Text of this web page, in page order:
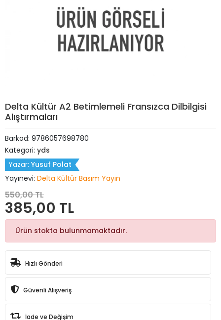
Delta Kültür A2 Betimlemeli Fransızca Dilbilgisi
Alıştırmaları
Barkod: 9786057698780
Kategori: yds
Yazar: Yusuf Polat
Yayınevi: Delta Kültür Basım Yayın
550,00 TL
385,00 TL
Ürün stokta bulunmamaktadır.
Hızlı Gönderi
Güvenli Alışveriş
İade ve Değişim